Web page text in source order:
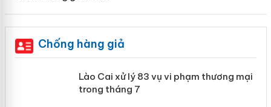
Chống hàng giả
Lào Cai xử lý 83 vụ vi phạm thương
mại trong tháng 7